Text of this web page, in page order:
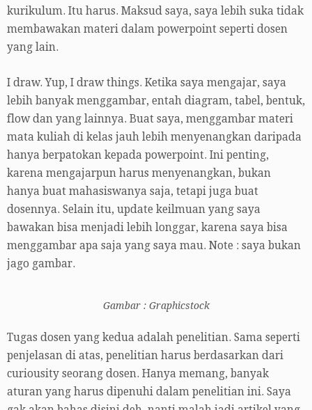
kurikulum. Itu harus. Maksud saya, saya lebih suka tidak
membawakan materi dalam powerpoint seperti dosen
yang lain.
I draw. Yup, I draw things. Ketika saya mengajar, saya
lebih banyak menggambar, entah diagram, tabel, bentuk,
flow dan yang lainnya. Buat saya, menggambar materi
mata kuliah di kelas jauh lebih menyenangkan daripada
hanya berpatokan kepada powerpoint. Ini penting,
karena mengajarpun harus menyenangkan, bukan
hanya buat mahasiswanya saja, tetapi juga buat
dosennya. Selain itu, update keilmuan yang saya
bawakan bisa menjadi lebih longgar, karena saya bisa
menggambar apa saja yang saya mau. Note : saya bukan
jago gambar.
Gambar : Graphicstock
Tugas dosen yang kedua adalah penelitian. Sama seperti
penjelasan di atas, penelitian harus berdasarkan dari
curiousity seorang dosen. Hanya memang, banyak
aturan yang harus dipenuhi dalam penelitian ini. Saya